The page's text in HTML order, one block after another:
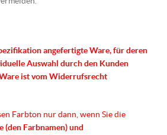
angefertigte Ware, für deren
Auswahl durch den Kunden
ist vom Widerrufsrecht
Farbton nur dann, wenn Sie die
(den Farbnamen) und